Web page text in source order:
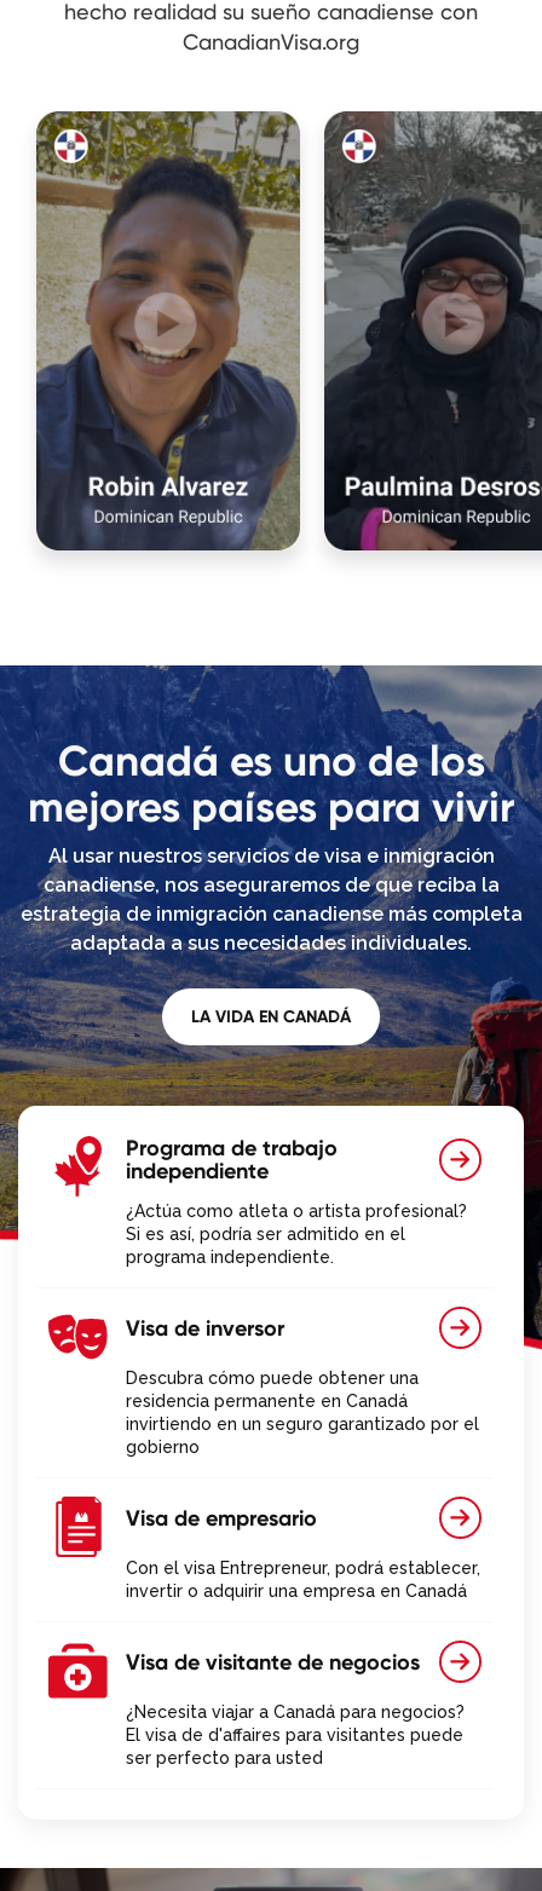
hecho realidad su sueño canadiense con
CanadianVisa.org
Canadá es uno de los
mejores países para vivir
Al usar nuestros servicios de visa e inmigración
canadiense, nos aseguraremos de que reciba la
estrategia de inmigración canadiense más completa
adaptada a sus necesidades individuales.
LA VIDA EN CANADÁ
Programa de trabajo
independiente
¿Actúa como atleta o artista profesional?
Si es así, podría ser admitido en el
programa independiente.
Visa de inversor
Descubra cómo puede obtener una
residencia permanente en Canadá
invirtiendo en un seguro garantizado por el
gobierno
Visa de empresario
Con el visa Entrepreneur, podrá establecer,
invertir o adquirir una empresa en Canadá
Visa de visitante de negocios
¿Necesita viajar a Canadá para negocios?
El visa de d'affaires para visitantes puede
ser perfecto para usted